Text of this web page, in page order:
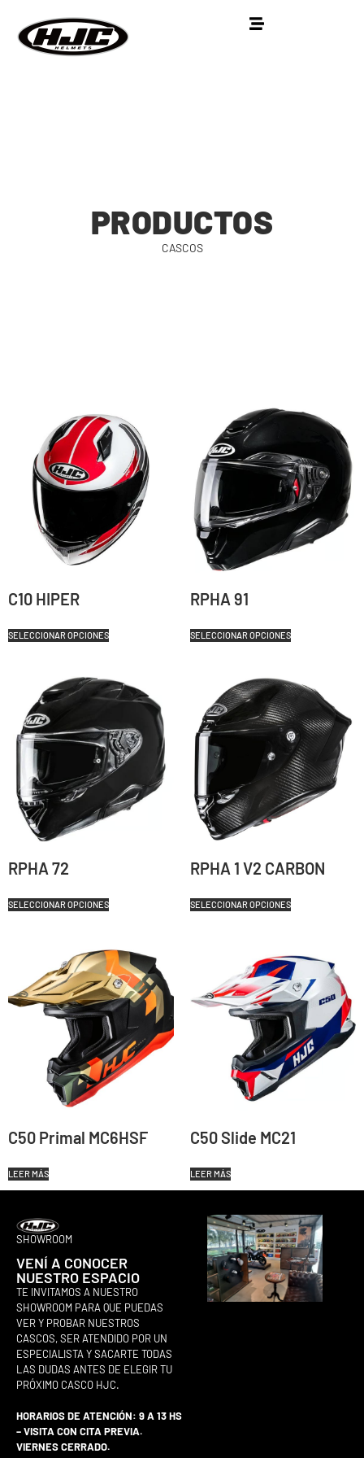
PRODUCTOS
CASCOS
C10 HIPER
SELECCIONAR OPCIONES
RPHA 91
SELECCIONAR OPCIONES
RPHA 72
SELECCIONAR OPCIONES
RPHA 1 V2 CARBON
SELECCIONAR OPCIONES
C50 Primal MC6HSF
LEER MÁS
C50 Slide MC21
LEER MÁS
SHOWROOM
VENÍ A CONOCER
NUESTRO ESPACIO
TE INVITAMOS A NUESTRO
SHOWROOM PARA QUE PUEDAS
VER Y PROBAR NUESTROS
CASCOS, SER ATENDIDO POR UN
ESPECIALISTA Y SACARTE TODAS
LAS DUDAS ANTES DE ELEGIR TU
PRÓXIMO CASCO HJC.
HORARIOS DE ATENCIÓN: 9 A 13 HS
– VISITA CON CITA PREVIA.
VIERNES CERRADO.